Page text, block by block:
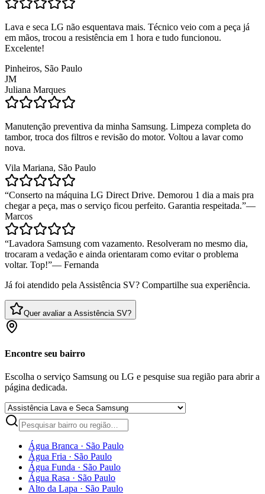
Lava e seca LG não esquentava mais. Técnico veio com a peça já
em mãos, trocou a resistência em 1 hora e tudo funcionou.
Excelente!
Pinheiros, São Paulo
JM
Juliana Marques
Manutenção preventiva da minha Samsung. Limpeza completa do
tambor, troca dos filtros e revisão do motor. Voltou a lavar como
nova.
Vila Mariana, São Paulo
“Conserto na máquina LG Direct Drive. Demorou 1 dia a mais pra
chegar a peça, mas o serviço ficou perfeito. Garantia respeitada.”—
Marcos
“Lavadora Samsung com vazamento. Resolveram no mesmo dia,
trocaram a vedação e ainda orientaram como evitar o problema
voltar. Top!”— Fernanda
Já foi atendido pela Assistência SV? Compartilhe sua experiência.
Quer avaliar a Assistência SV?
Encontre seu bairro
Escolha o serviço Samsung ou LG e pesquise sua região para abrir a
página dedicada.
Água Branca · São Paulo
Água Fria · São Paulo
Água Funda · São Paulo
Água Rasa · São Paulo
Alto da Lapa · São Paulo